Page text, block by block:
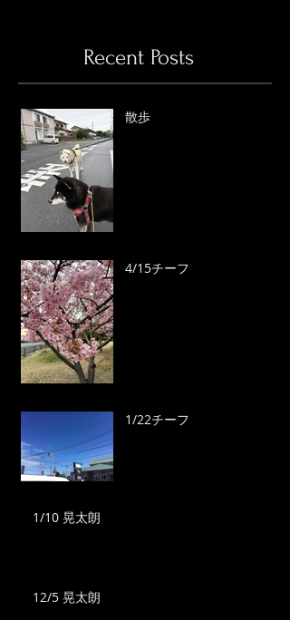
Recent Posts
散歩
4/15チーフ
1/22チーフ
1/10 晃太朗
12/5 晃太朗